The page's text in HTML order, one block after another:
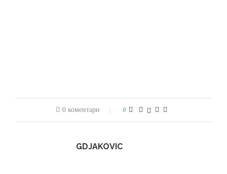
0 коментари 0
GDJAKOVIC